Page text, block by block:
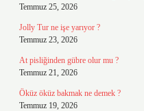
Temmuz 25, 2026
Jolly Tur ne işe yarıyor ?
Temmuz 23, 2026
At pisliğinden gübre olur mu ?
Temmuz 21, 2026
Öküz öküz bakmak ne demek ?
Temmuz 19, 2026